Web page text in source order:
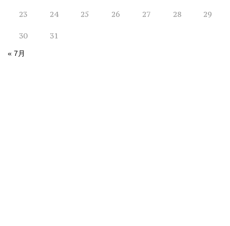
23 24 25 26 27 28 29
30 31
« 7月